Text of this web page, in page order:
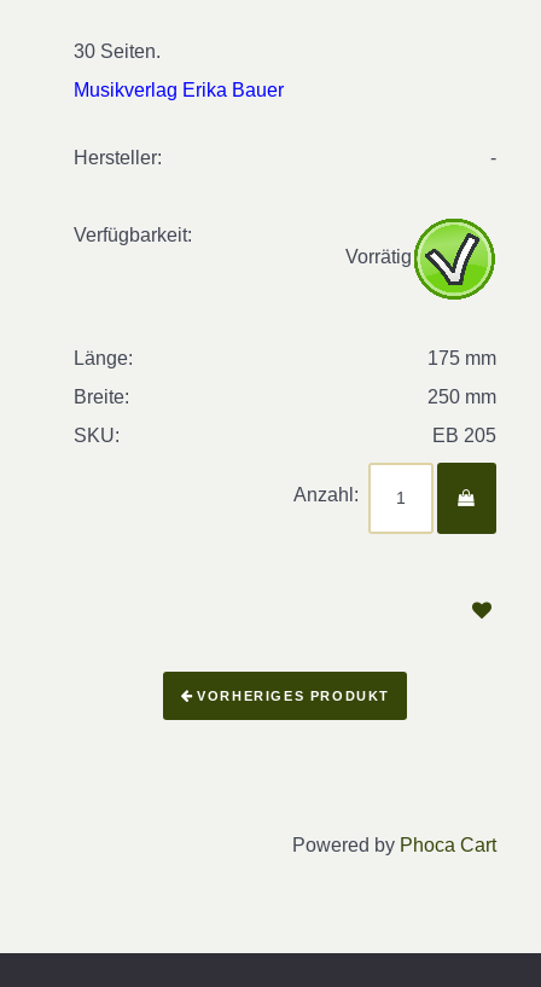
30 Seiten.
Musikverlag Erika Bauer
Hersteller: -
Verfügbarkeit:
Vorrätig
Länge:
175 mm
Breite:
250 mm
SKU:
EB 205
Anzahl:
VORHERIGES PRODUKT
Powered by Phoca Cart